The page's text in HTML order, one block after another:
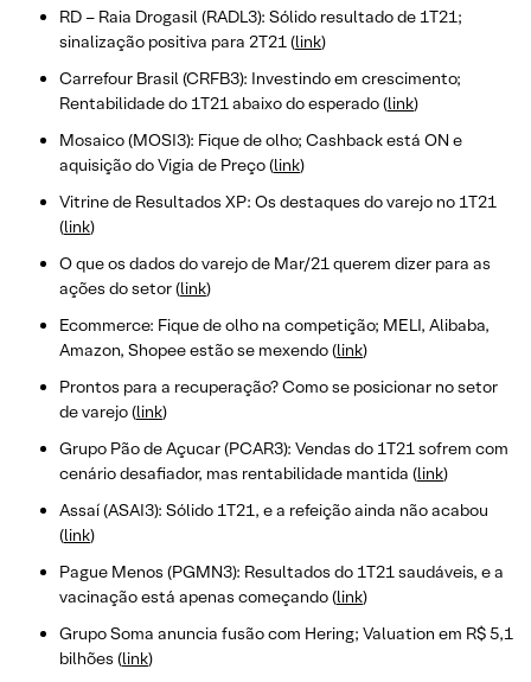
RD – Raia Drogasil (RADL3): Sólido resultado de 1T21;
sinalização positiva para 2T21 (link)
Carrefour Brasil (CRFB3): Investindo em crescimento;
Rentabilidade do 1T21 abaixo do esperado (link)
Mosaico (MOSI3): Fique de olho; Cashback está ON e
aquisição do Vigia de Preço (link)
Vitrine de Resultados XP: Os destaques do varejo no 1T21
(link)
O que os dados do varejo de Mar/21 querem dizer para as
ações do setor (link)
Ecommerce: Fique de olho na competição; MELI, Alibaba,
Amazon, Shopee estão se mexendo (link)
Prontos para a recuperação? Como se posicionar no setor
de varejo (link)
Grupo Pão de Açucar (PCAR3): Vendas do 1T21 sofrem com
cenário desafiador, mas rentabilidade mantida (link)
Assaí (ASAI3): Sólido 1T21, e a refeição ainda não acabou
(link)
Pague Menos (PGMN3): Resultados do 1T21 saudáveis, e a
vacinação está apenas começando (link)
Grupo Soma anuncia fusão com Hering; Valuation em R$ 5,1
bilhões (link)